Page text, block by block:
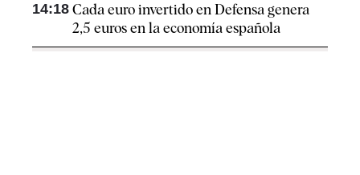
14:18 Cada euro invertido en Defensa genera
2,5 euros en la economía española